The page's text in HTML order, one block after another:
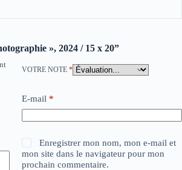
», 2024 / 15 x 20”
VOTRE NOTE *
E-mail *
Enregistrer mon nom, mon e-mail et
mon site dans le navigateur pour mon
prochain commentaire.